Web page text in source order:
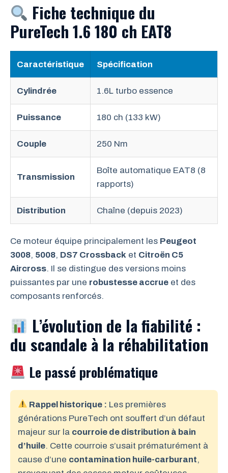
Fiche technique du
PureTech 1.6 180 ch EAT8
Caractéristique Spécification
Cylindrée 1.6L turbo essence
Puissance 180 ch (133 kW)
Couple 250 Nm
Transmission
Boîte automatique EAT8 (8
rapports)
Distribution Chaîne (depuis 2023)
Ce moteur équipe principalement les Peugeot
3008, 5008, DS7 Crossback et Citroën C5
Aircross. Il se distingue des versions moins
puissantes par une robustesse accrue et des
composants renforcés.
L’évolution de la fiabilité :
du scandale à la réhabilitation
Le passé problématique
Rappel historique : Les premières
générations PureTech ont souffert d’un défaut
majeur sur la courroie de distribution à bain
d’huile. Cette courroie s’usait prématurément à
cause d’une contamination huile-carburant,